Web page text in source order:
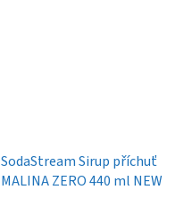
SodaStream Sirup příchuť
MALINA ZERO 440 ml NEW